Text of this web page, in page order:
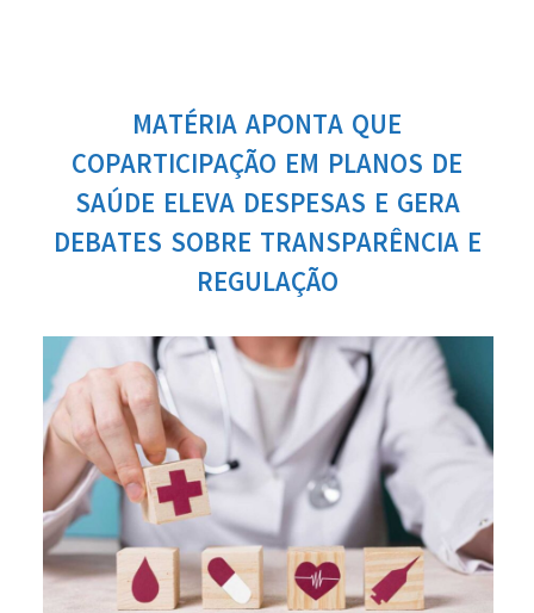
MATÉRIA APONTA QUE
COPARTICIPAÇÃO EM PLANOS DE
SAÚDE ELEVA DESPESAS E GERA
DEBATES SOBRE TRANSPARÊNCIA E
REGULAÇÃO